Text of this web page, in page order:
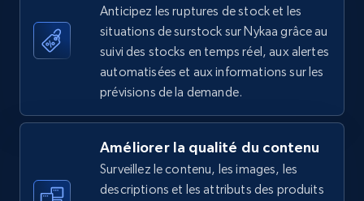
TikTok Shop - discover records by shop url
URL, Title, Available, Description, Currency, Initial
price, Final price, Discount percent, and more.
Amazon sellers info
Anticipez les ruptures de stock et les
situations de surstock sur Nykaa grâce au
suivi des stocks en temps réel, aux alertes
automatisées et aux informations sur les
prévisions de la demande.
Améliorer la qualité du contenu
Surveillez le contenu, les images, les
descriptions et les attributs des produits